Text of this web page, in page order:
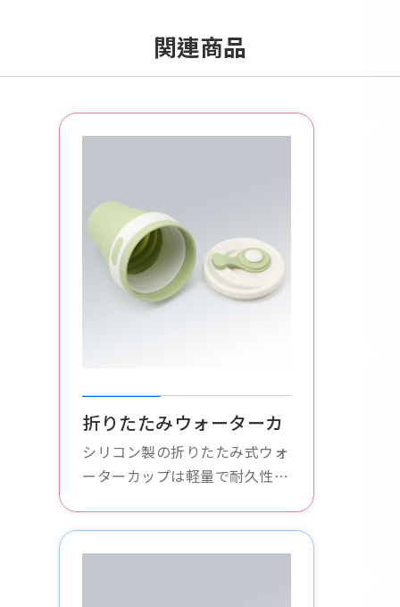
関連商品
折りたたみウォーターカ
ップ
シリコン製の折りたたみ式ウォ
ーターカップは軽量で耐久性が
使用するのに適しており、安全